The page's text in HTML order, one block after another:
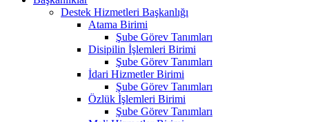
Destek Hizmetleri Başkanlığı
Atama Birimi
Şube Görev Tanımları
Disipilin İşlemleri Birimi
Şube Görev Tanımları
İdari Hizmetler Birimi
Şube Görev Tanımları
Özlük İşlemleri Birimi
Şube Görev Tanımları